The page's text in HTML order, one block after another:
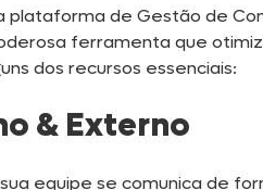
plataforma de Gestão de
ferramenta que
dos recursos essenciais:
& Externo
equipe se comunica de